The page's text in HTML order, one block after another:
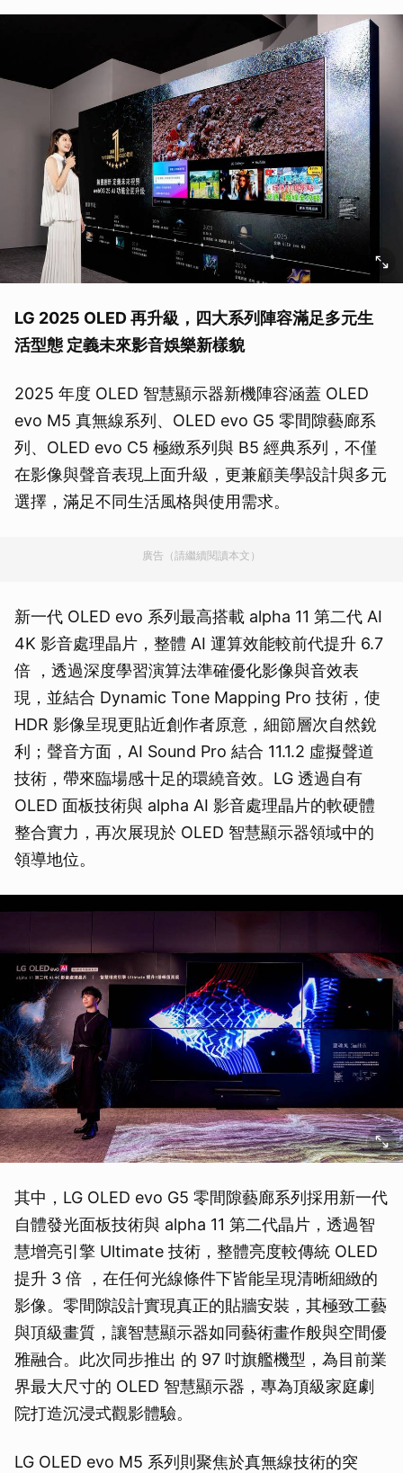
LG 2025 OLED 再升級，四大系列陣容滿足多元生
活型態 定義未來影音娛樂新樣貌
2025 年度 OLED 智慧顯示器新機陣容涵蓋 OLED
evo M5 真無線系列、OLED evo G5 零間隙藝廊系
列、OLED evo C5 極緻系列與 B5 經典系列，不僅
在影像與聲音表現上面升級，更兼顧美學設計與多元
選擇，滿足不同生活風格與使用需求。
廣告（請繼續閱讀本文）
新一代 OLED evo 系列最高搭載 alpha 11 第二代 AI
4K 影音處理晶片，整體 AI 運算效能較前代提升 6.7
倍 ，透過深度學習演算法準確優化影像與音效表
現，並結合 Dynamic Tone Mapping Pro 技術，使
HDR 影像呈現更貼近創作者原意，細節層次自然銳
利；聲音方面，AI Sound Pro 結合 11.1.2 虛擬聲道
技術，帶來臨場感十足的環繞音效。LG 透過自有
OLED 面板技術與 alpha AI 影音處理晶片的軟硬體
整合實力，再次展現於 OLED 智慧顯示器領域中的
領導地位。
其中，LG OLED evo G5 零間隙藝廊系列採用新一代
自體發光面板技術與 alpha 11 第二代晶片，透過智
慧增亮引擎 Ultimate 技術，整體亮度較傳統 OLED
提升 3 倍 ，在任何光線條件下皆能呈現清晰細緻的
影像。零間隙設計實現真正的貼牆安裝，其極致工藝
與頂級畫質，讓智慧顯示器如同藝術畫作般與空間優
雅融合。此次同步推出 的 97 吋旗艦機型，為目前業
界最大尺寸的 OLED 智慧顯示器，專為頂級家庭劇
院打造沉浸式觀影體驗。
LG OLED evo M5 系列則聚焦於真無線技術的突